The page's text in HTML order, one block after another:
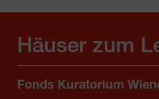
Häuser zum
Fonds Kuratorium